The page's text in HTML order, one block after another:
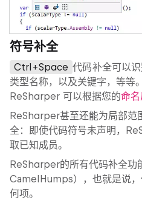
符号补全
Ctrl+Space 代码补全可以
类型名称，以及关键字，等等
ReSharper 可以根据您的命
ReSharper甚至还能为局部范
全：即使代码符号未声明，
取已知成员。
ReSharper的所有代码补全功
CamelHumps），也就是说
何项。